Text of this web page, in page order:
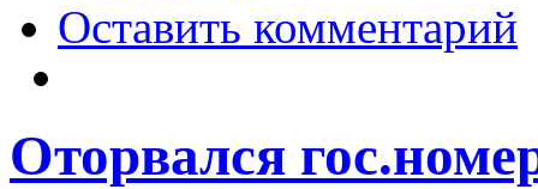
Оставить комментарий
Оторвался